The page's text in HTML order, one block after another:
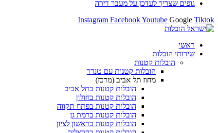
לעדכן על מעבר דירה
Instagram Facebook
הובלות קטנות עם טנדר
מחוז תל אביב (מרכז)
הובלות קטנות בתל אביב
הובלות קטנות בחולון​
הובלות קטנות בפתח תקווה
הובלות קטנות ברמת גן
הובלות קטנות בראשון לציון